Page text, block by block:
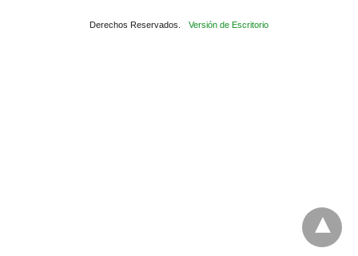
Derechos Reservados. Versión de Escritorio